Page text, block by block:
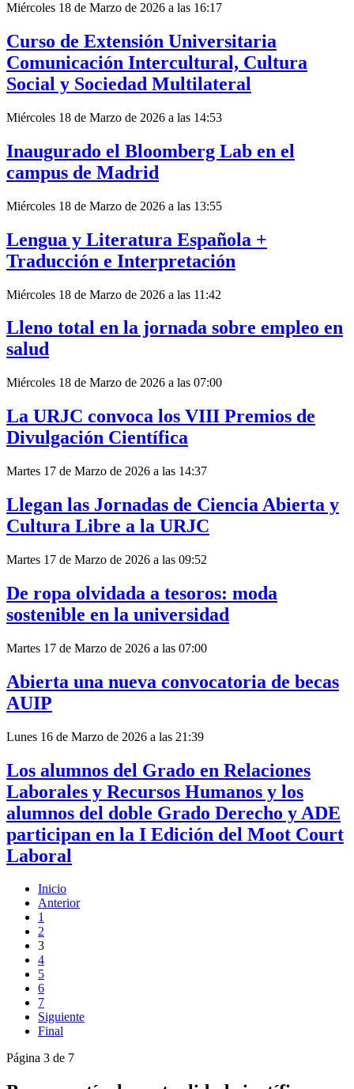
Miércoles 18 de Marzo de 2026 a las 16:17
Curso de Extensión Universitaria
Comunicación Intercultural, Cultura
Social y Sociedad Multilateral
Miércoles 18 de Marzo de 2026 a las 14:53
Inaugurado el Bloomberg Lab en el
campus de Madrid
Miércoles 18 de Marzo de 2026 a las 13:55
Lengua y Literatura Española +
Traducción e Interpretación
Miércoles 18 de Marzo de 2026 a las 11:42
Lleno total en la jornada sobre empleo en
salud
Miércoles 18 de Marzo de 2026 a las 07:00
La URJC convoca los VIII Premios de
Divulgación Científica
Martes 17 de Marzo de 2026 a las 14:37
Llegan las Jornadas de Ciencia Abierta y
Cultura Libre a la URJC
Martes 17 de Marzo de 2026 a las 09:52
De ropa olvidada a tesoros: moda
sostenible en la universidad
Martes 17 de Marzo de 2026 a las 07:00
Abierta una nueva convocatoria de becas
AUIP
Lunes 16 de Marzo de 2026 a las 21:39
Los alumnos del Grado en Relaciones
Laborales y Recursos Humanos y los
alumnos del doble Grado Derecho y ADE
participan en la I Edición del Moot Court
Laboral
Inicio
Anterior
1
2
3
4
5
6
7
Siguiente
Final
Página 3 de 7